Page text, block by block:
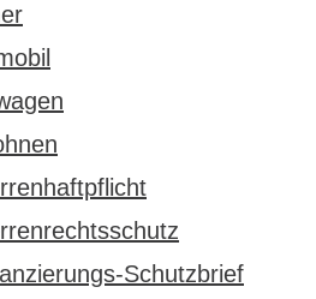
Schutzbrief